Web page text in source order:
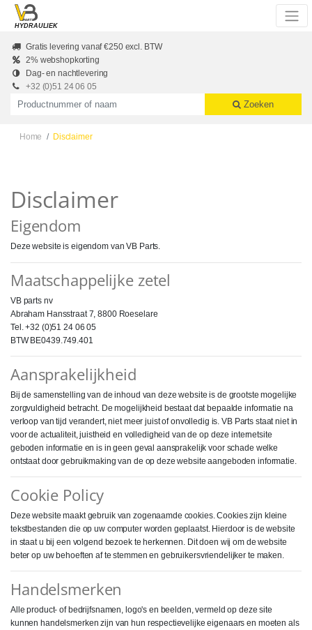
Skip to main content
HYDRAULIEK
Gratis levering vanaf €250 excl. BTW
2% webshopkorting
Dag- en nachtlevering
+32 (0)51 24 06 05
Productnummer of naam
Zoeken
Home Disclaimer
Disclaimer
Eigendom
Deze website is eigendom van VB Parts.
Maatschappelijke zetel
VB parts nv
Abraham Hansstraat 7, 8800 Roeselare
Tel. +32 (0)51 24 06 05
BTW BE0439.749.401
Aansprakelijkheid
Bij de samenstelling van de inhoud van deze website is de grootste mogelijke
zorgvuldigheid betracht. De mogelijkheid bestaat dat bepaalde informatie na
verloop van tijd verandert, niet meer juist of onvolledig is. VB Parts staat niet in
voor de actualiteit, juistheid en volledigheid van de op deze internetsite
geboden informatie en is in geen geval aansprakelijk voor schade welke
ontstaat door gebruikmaking van de op deze website aangeboden informatie.
Cookie Policy
Deze website maakt gebruik van zogenaamde cookies. Cookies zijn kleine
tekstbestanden die op uw computer worden geplaatst. Hierdoor is de website
in staat u bij een volgend bezoek te herkennen. Dit doen wij om de website
beter op uw behoeften af te stemmen en gebruikersvriendelijker te maken.
Handelsmerken
Alle product- of bedrijfsnamen, logo's en beelden, vermeld op deze site
kunnen handelsmerken zijn van hun respectievelijke eigenaars en moeten als